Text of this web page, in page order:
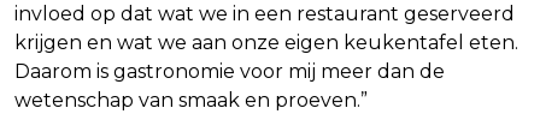
invloed op dat wat we in een restaurant geserveerd
krijgen en wat we aan onze eigen keukentafel eten.
Daarom is gastronomie voor mij meer dan de
wetenschap van smaak en proeven.”